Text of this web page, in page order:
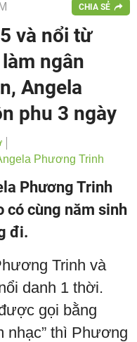
CHIA SẺ
và nổi từ
ngân
Angela
phu 3 ngày
Phương Trinh
Phương Trinh
có cùng năm sinh
đi.
Trinh và
danh 1 thời.
gọi bằng
nhạc” thì Phương